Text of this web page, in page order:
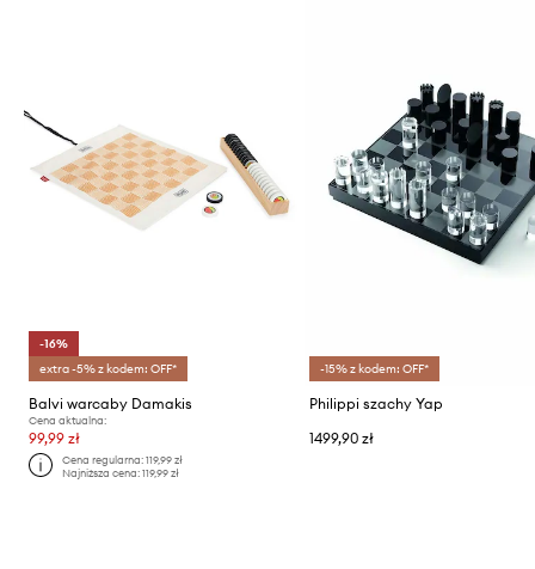
-16%
extra -5% z kodem: OFF*
Balvi warcaby Damakis
Cena aktualna:
99,99 zł
Cena regularna:119,99 zł
Najniższa cena:119,99 zł
-15% z kodem: OFF*
Philippi szachy Yap
1499,90 zł